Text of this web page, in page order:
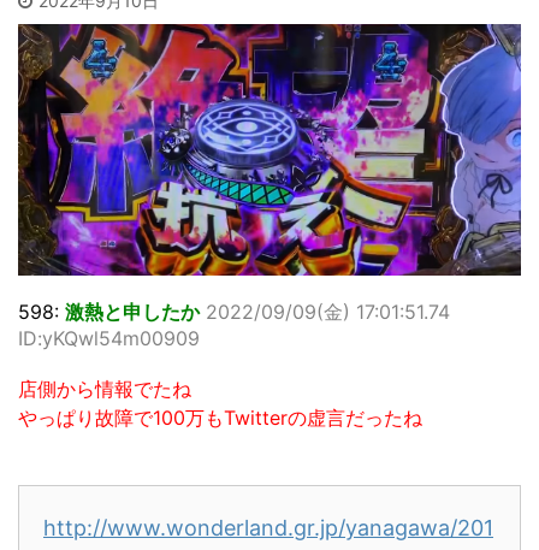
598: 激熱と申したか 2022/09/09(金) 17:01:51.74
ID:yKQwl54m00909
店側から情報でたね
やっぱり故障で100万もTwitterの虚言だったね
http://www.wonderland.gr.jp/yanagawa/201